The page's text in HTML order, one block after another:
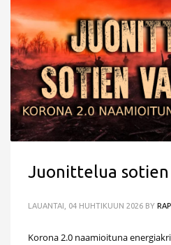
Juonittelua
LAUANTAI, 04 HUHTIKUUN 2026 BY
Korona 2.0 naamioituna